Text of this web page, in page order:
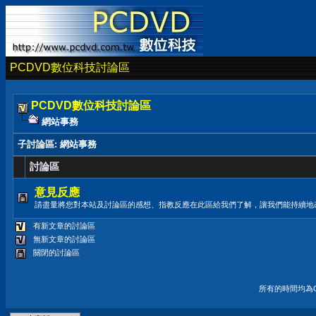
PCDVD數位科技討論區
PCDVD數位科技討論區
網站事務
子討論區: 網站事務
討論區
意見反應
請盡量將您對本站及討論區的感想、指教反應在此區給我們了解，讓我們能持續
有新文章的討論區
無新文章的討論區
關閉的討論區
所有的時間均為